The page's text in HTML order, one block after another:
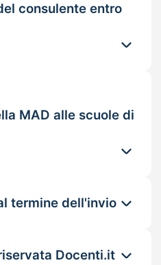
consulente entro
MAD alle scuole di
termine dell'invio
Docenti.it